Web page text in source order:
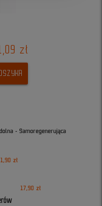
zł
- Samoregenerująca
zł
17,90 zł